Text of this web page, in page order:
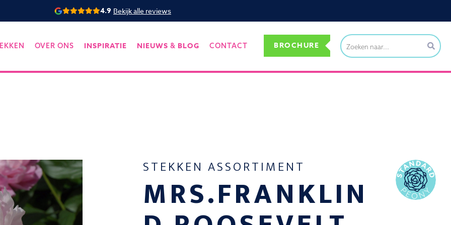
4.9 Bekijk alle reviews
OVER ONS INSPIRATIE NIEUWS & BLOG CONTACT BROCHURE
STEKKEN ASSORTIMENT
MRS.FRANKLIN